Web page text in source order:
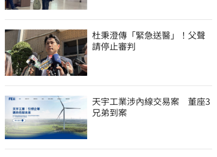
杜秉澄傳「緊急送醫」！父聲
請停止審判
天宇工業涉內線交易案　董座3
兄弟到案